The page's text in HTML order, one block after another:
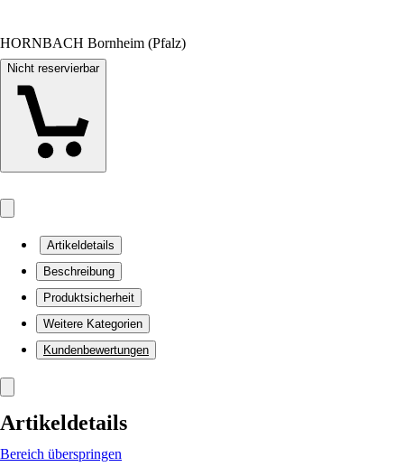
HORNBACH Bornheim (Pfalz)
Nicht reservierbar
Artikeldetails
Beschreibung
Produktsicherheit
Weitere Kategorien
Kundenbewertungen
Artikeldetails
Bereich überspringen